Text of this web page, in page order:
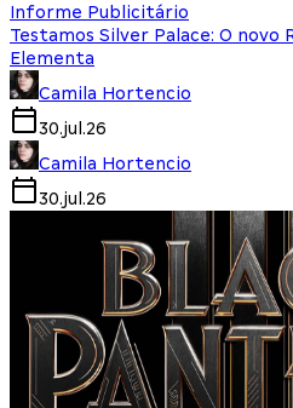
Informe Publicitário
Testamos Silver Palace: O novo
Elementa
Camila Hortencio
30.jul.26
Camila Hortencio
30.jul.26